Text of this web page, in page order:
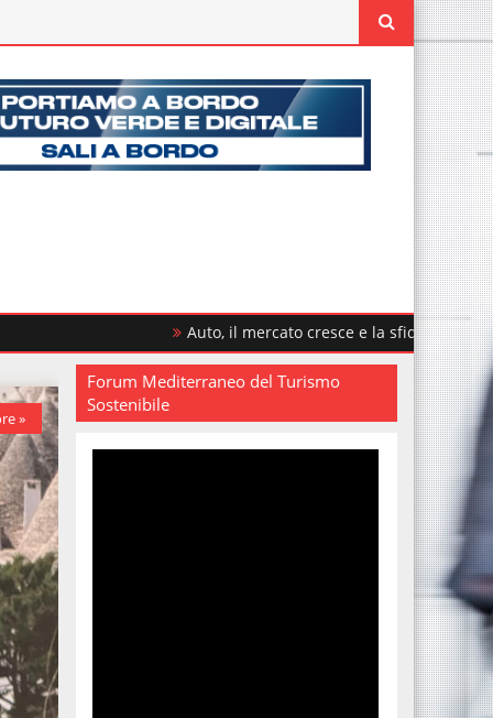
Auto, il mercato cresce e la sfida è rinnovare il parco
»
Forum Mediterraneo del Turismo
Sostenibile